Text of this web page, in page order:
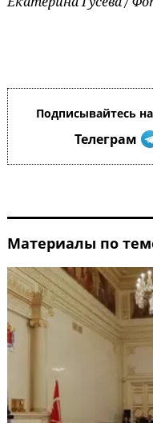
Подписывайтесь
Телеграм
Материалы по